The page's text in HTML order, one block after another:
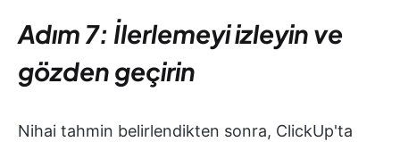
Adım 7: İlerlemeyi izleyin ve
gözden geçirin
Nihai tahmin belirlendikten sonra, ClickUp'ta